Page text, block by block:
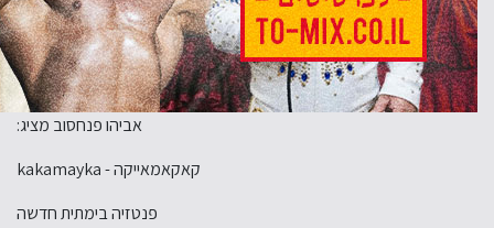
אביהו פנחסוב מציג:
קאקאמאייקה - kakamayka
פנטזיה בימתית חדשה